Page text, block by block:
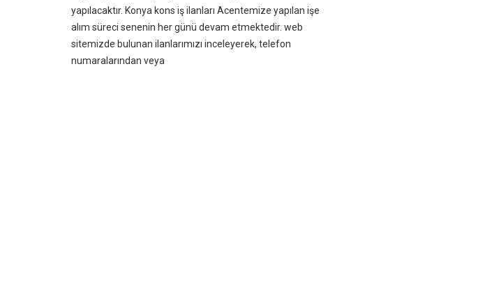
yapılacaktır. Konya kons iş ilanları Acentemize yapılan işe
alım süreci senenin her günü devam etmektedir. web
sitemizde bulunan ilanlarımızı inceleyerek, telefon
numaralarından veya